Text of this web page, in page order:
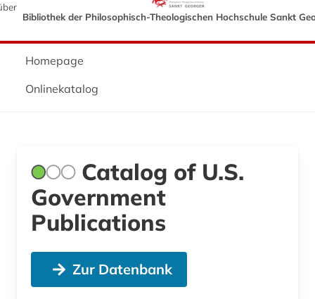
Bibliothek der Philosophisch-Theologischen Hochschule Sankt
Homepage
Onlinekatalog
Catalog of U.S.
Government
Publications
Zur Datenbank